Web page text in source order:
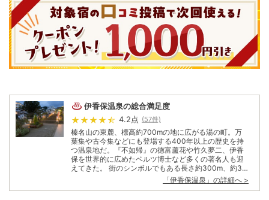
伊香保温泉の総合満足度
4.2点 (57件)
榛名山の東麓、標高約700mの地に広がる湯の町。万
葉集や古今集などにも登場する400年以上の歴史を持
つ温泉地だ。『不如帰』の徳富蘆花や竹久夢二、伊香
保を世界的に広めたベルツ博士など多くの著名人も迎
えてきた。 街のシンボルでもある長さ約300m、約36
0段続く石段。あちこちに立つ「湯の花まんじゅう」の
看板や、立ち並ぶ土産物屋に思わず足が止まる。 「イ
「伊香保温泉 」の詳細へ >